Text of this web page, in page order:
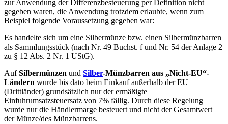
zur Anwendung der Differenzbesteuerung per Definition nicht
gegeben waren, die Anwendung trotzdem erlaubte, wenn zum
Beispiel folgende Voraussetzung gegeben war:
Es handelte sich um eine Silbermünze bzw. einen Silbermünzbarren
als Sammlungsstück (nach Nr. 49 Buchst. f und Nr. 54 der Anlage 2
zu § 12 Abs. 2 Nr. 1 UStG).
AufSilbermünzen und Silber-Münzbarren aus „Nicht-EU“-
Ländern wurde bis dato beim Einkauf außerhalb der EU
(Drittländer) grundsätzlich nur der ermäßigte
Einfuhrumsatzsteuersatz von 7% fällig. Durch diese Regelung
wurde nur die Händlermarge besteuert und nicht der Gesamtwert
der Münze/des Münzbarrens.